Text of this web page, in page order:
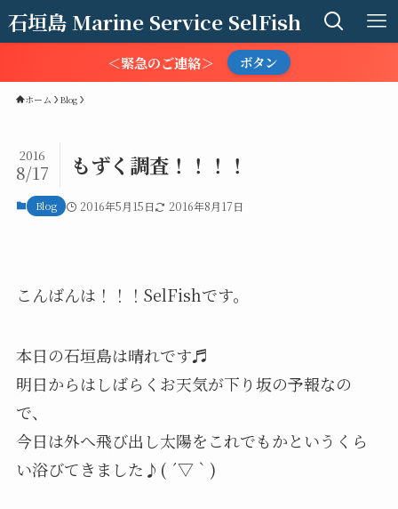
石垣島 Marine Service SelFish
＜緊急のご連絡＞ ボタン
ホーム Blog
もずく調査！！！！
2016
8/17
Blog 2016年5月15日 2016年8月17日
こんばんは！！！SelFishです。
本日の石垣島は晴れです♬
明日からはしばらくお天気が下り坂の予報なの
で、
今日は外へ飛び出し太陽をこれでもかというくら
い浴びてきました♪( ´▽｀)